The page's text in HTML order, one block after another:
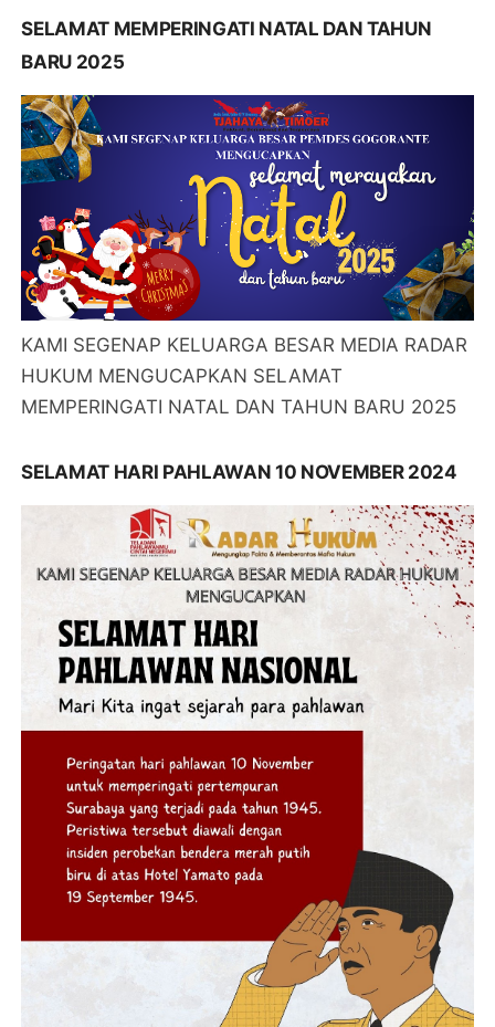
SELAMAT MEMPERINGATI NATAL DAN TAHUN
BARU 2025
KAMI SEGENAP KELUARGA BESAR MEDIA RADAR
HUKUM MENGUCAPKAN SELAMAT
MEMPERINGATI NATAL DAN TAHUN BARU 2025
SELAMAT HARI PAHLAWAN 10 NOVEMBER 2024